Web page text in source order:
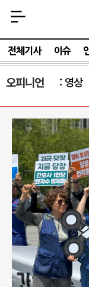
전체기사 이슈
오피니언 영상